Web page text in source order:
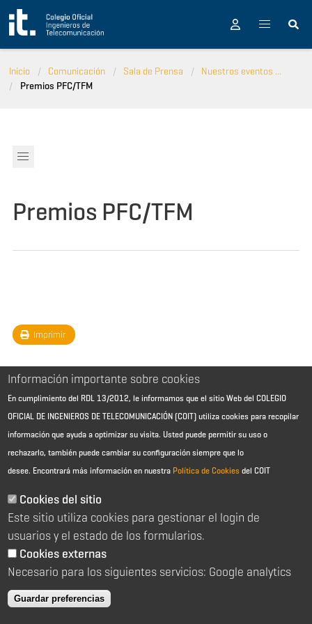
Pasar al contenido principal
Inicio Comunicación Sala de Prensa
Nuestros eventos ...
Premios PFC/TFM
Premios PFC/TFM
Imprimir
Aviso Legal - Información general
Política de cookies
Política de reembolso
Sitemap
C/ Almagro 2 1º Izqda 28010 Madrid
91 391 10 66
coit@coit.es
Información importante sobre cookies
En cumplimiento del RDL 13/2012, le informamos que el sitio Web del COLEGIO
OFICIAL DE INGENIEROS DE TELECOMUNICACIÓN (COIT) utiliza cookies para recopilar
información que ayuda a optimizar su visita. Usted puede permitir su uso o
rechazarlo, también puede cambiar su configuración siempre que lo
desee. Encontrará más información en nuestra Política de Cookies del COIT
Cookies del sitio
Este sitio utiliza cookies para gestionar el login de
usuarios y el estado de los formularios.
Cookies externas
Necesario para los siguientes servicios: Google analytics
Guardar preferencias